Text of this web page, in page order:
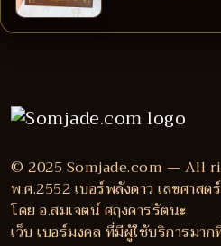
© 2025 Somjade.com — All
พ.ศ.2552 เบอร์พลังดาว เลขศาสต
โดย อ.สมเจตน์ ศฤงคารรัตนะ
เว็บ เบอร์มงคล ที่มีผู้ใช้บริการมา